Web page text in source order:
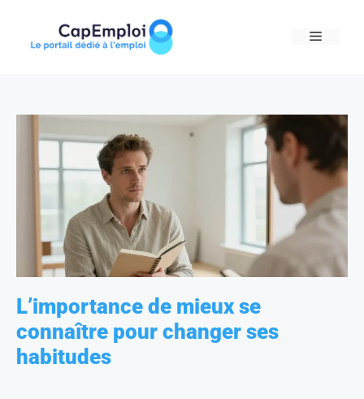
content
MENU
L’importance de mieux se
connaître pour changer ses
habitudes